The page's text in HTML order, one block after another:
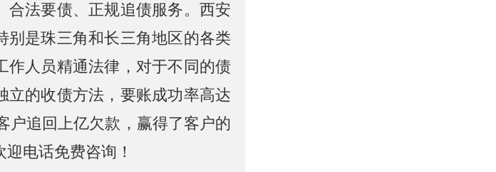
合法要债、正规追债服务。西安
别是珠三角和长三角地区的各类
作人员精通法律，对于不同的债
立的收债方法，要账成功率高达
户追回上亿欠款，赢得了客户的
电话免费咨询！